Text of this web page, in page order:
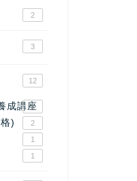
2
3
12
成講座
2
) 2
1
1